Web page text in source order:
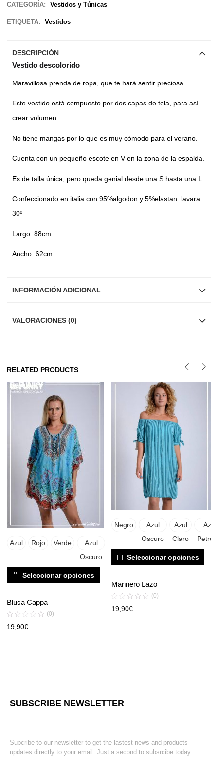
CATEGORÍA: Vestidos y Túnicas
ETIQUETA: Vestidos
DESCRIPCIÓN
Vestido descolorido
Maravillosa prenda de ropa, que te hará sentir preciosa.
Este vestido está compuesto por dos capas de tela, para así
crear volumen.
No tiene mangas por lo que es muy cómodo para el verano.
Cuenta con un pequeño escote en V en la zona de la espalda.
Es de talla única, pero queda genial desde una S hasta una L.
Confeccionado en italia con 95%algodon y 5%elastan. lavara
30º
Largo: 88cm
Ancho: 62cm
INFORMACIÓN ADICIONAL
VALORACIONES (0)
RELATED PRODUCTS
Azul Rojo Verde
Azul
Oscuro
Seleccionar opciones
Blusa Cappa
(0)
19,90€
Negro
Azul
Oscuro
Azul
Claro
Azul
Seleccionar opciones
Marinero Lazo
(0)
19,90€
SUBSCRIBE NEWSLETTER
Subcribe to our newsletter to get the lastest news and products
updates directly to your email. Just a second to subsrcibe today